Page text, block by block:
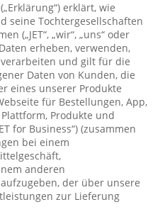
erklärt, wie
seine Tochtergesellschaften
(„JET“, „wir“, „uns“ oder
erheben, verwenden,
und gilt für die
Daten von Kunden, die
eines unserer Produkte
für Bestellungen, App,
Produkte und
for Business“) (zusammen
bei einem
anderen
der über unsere
zur Lieferung